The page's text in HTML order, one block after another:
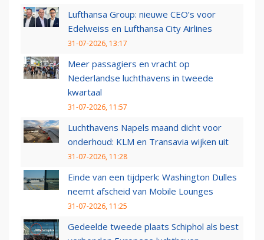
Lufthansa Group: nieuwe CEO’s voor
Edelweiss en Lufthansa City Airlines
31-07-2026, 13:17
Meer passagiers en vracht op
Nederlandse luchthavens in tweede
kwartaal
31-07-2026, 11:57
Luchthavens Napels maand dicht voor
onderhoud: KLM en Transavia wijken uit
31-07-2026, 11:28
Einde van een tijdperk: Washington Dulles
neemt afscheid van Mobile Lounges
31-07-2026, 11:25
Gedeelde tweede plaats Schiphol als best